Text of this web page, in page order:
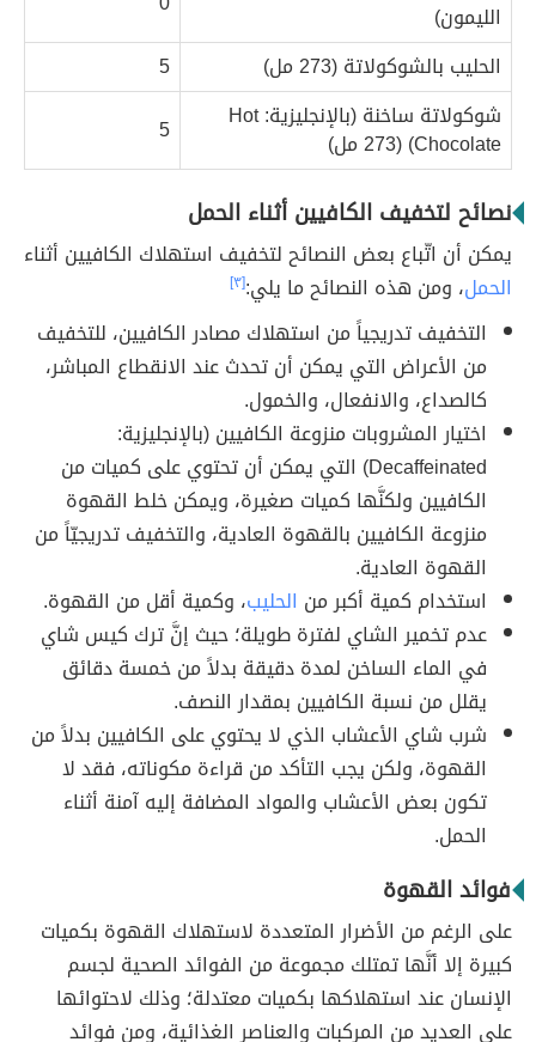
الليمون)
الحليب بالشوكولاتة (273 مل)
5
شوكولاتة ساخنة (بالإنجليزية: Hot
Chocolate) (273 مل) 5
نصائح لتخفيف الكافيين أثناء الحمل
يمكن أن اتّباع بعض النصائح لتخفيف استهلاك الكافيين أثناء
الحمل، ومن هذه النصائح ما يلي:[٣]
التخفيف تدريجياً من استهلاك مصادر الكافيين، للتخفيف
من الأعراض التي يمكن أن تحدث عند الانقطاع المباشر،
كالصداع، والانفعال، والخمول.
اختيار المشروبات منزوعة الكافيين (بالإنجليزية:
Decaffeinated) التي يمكن أن تحتوي على كميات من
الكافيين ولكنَّها كميات صغيرة، ويمكن خلط القهوة
منزوعة الكافيين بالقهوة العادية، والتخفيف تدريجيّاً من
القهوة العادية.
استخدام كمية أكبر من الحليب، وكمية أقل من القهوة.
عدم تخمير الشاي لفترة طويلة؛ حيث إنَّ ترك كيس شاي
في الماء الساخن لمدة دقيقة بدلاً من خمسة دقائق
يقلل من نسبة الكافيين بمقدار النصف.
شرب شاي الأعشاب الذي لا يحتوي على الكافيين بدلاً من
القهوة، ولكن يجب التأكد من قراءة مكوناته، فقد لا
تكون بعض الأعشاب والمواد المضافة إليه آمنة أثناء
الحمل.
فوائد القهوة
على الرغم من الأضرار المتعددة لاستهلاك القهوة بكميات
كبيرة إلا أنَّها تمتلك مجموعة من الفوائد الصحية لجسم
الإنسان عند استهلاكها بكميات معتدلة؛ وذلك لاحتوائها
على العديد من المركبات والعناصر الغذائية، ومن فوائد